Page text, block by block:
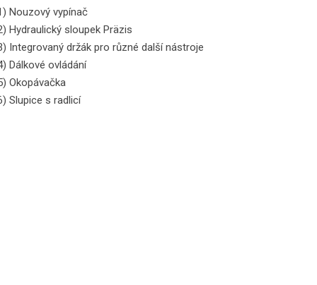
Nouzový vypínač
Hydraulický sloupek Präzis
Integrovaný držák pro různé další nástroje
Dálkové ovládání
Okopávačka
Slupice s radlicí